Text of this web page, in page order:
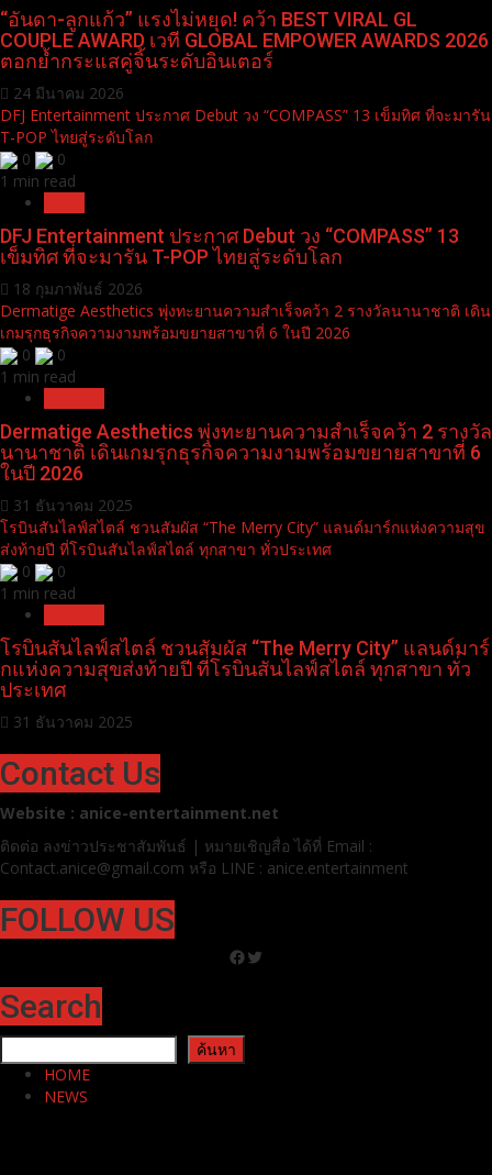
“อันดา-ลูกแก้ว” แรงไม่หยุด! คว้า BEST VIRAL GL
COUPLE AWARD เวที GLOBAL EMPOWER AWARDS 2026
ตอกย้ำกระแสคู่จิ้นระดับอินเตอร์
24 มีนาคม 2026
DFJ Entertainment ประกาศ Debut วง “COMPASS” 13 เข็มทิศ ที่จะมารัน
T-POP ไทยสู่ระดับโลก
0
0
1 min read
DFJ Entertainment ประกาศ Debut วง “COMPASS” 13
เข็มทิศ ที่จะมารัน T-POP ไทยสู่ระดับโลก
18 กุมภาพันธ์ 2026
Dermatige Aesthetics พุ่งทะยานความสำเร็จคว้า 2 รางวัลนานาชาติ เดิน
เกมรุกธุรกิจความงามพร้อมขยายสาขาที่ 6 ในปี 2026
0
0
1 min read
Dermatige Aesthetics พุ่งทะยานความสำเร็จคว้า 2 รางวัล
นานาชาติ เดินเกมรุกธุรกิจความงามพร้อมขยายสาขาที่ 6
ในปี 2026
31 ธันวาคม 2025
โรบินสันไลฟ์สไตล์ ชวนสัมผัส “The Merry City” แลนด์มาร์กแห่งความสุข
ส่งท้ายปี ที่โรบินสันไลฟ์สไตล์ ทุกสาขา ทั่วประเทศ
0
0
1 min read
โรบินสันไลฟ์สไตล์ ชวนสัมผัส “The Merry City” แลนด์มาร์
กแห่งความสุขส่งท้ายปี ที่โรบินสันไลฟ์สไตล์ ทุกสาขา ทั่ว
ประเทศ
31 ธันวาคม 2025
Contact Us
Website : anice-entertainment.net
ติดต่อ ลงข่าวประชาสัมพันธ์ | หมายเชิญสื่อ ได้ที่ Email :
Contact.anice@gmail.com หรือ LINE : anice.entertainment
FOLLOW US
Facebook
Twitter
Search
ค้นหา
ค้นหา
HOME
NEWS